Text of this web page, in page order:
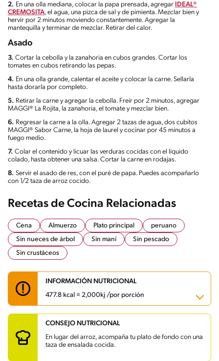
2. En una olla mediana, colocar la papa prensada, agregar IDEAL®
CREMOSITA, el agua, una pizca de sal y de pimienta. Mezclar bien y
hervir por 2 minutos moviendo constantemente. Agregar la
mantequilla y terminar de mezclar. Retirar del calor.
Asado
3. Cortar la cebolla y la zanahoria en cubos grandes. Cortar los
tomates en cubos retirando las pepas.
4. En una olla grande, calentar el aceite y colocar la carne. Sellarla
hasta dorarla por completo.
5. Retirar la carne y agregar la cebolla. Freír por 2 minutos, agregar
MAGGI® La Rojita, la zanahoria, el tomate y mezclar bien.
6. Regresar la carne a la olla. Agregar 2 tazas de agua, dos cubitos
MAGGI® Sabor Carne, la hoja de laurel y cocinar por 45 minutos a
fuego medio.
7. Colar el contenido y licuar las verduras cocidas con el liquido
colado, hasta obtener una salsa. Cortar la carne en rodajas.
8. Servir el asado de res, con el puré de papa. Puedes acompañarlo
con 1/2 taza de arroz cocido.
Recetas de Cocina Relacionadas
Cena Almuerzo Plato principal
peruano
Sin nueces de árbol
Sin maní
Sin pescado
Sin crustáceos
INFORMACIÓN NUTRICIONAL
477.8 kcal = 2,000kj /por porción
Carbohidratos 52.2 g
Energía 477.8 kcal
Grasas 15.6 g
CONSEJO NUTRICIONAL
En lugar del arroz, acompaña tu plato de fondo con una
taza de ensalada cocida.